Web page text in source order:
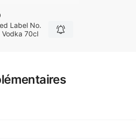
Label No.
Vodka 70cl